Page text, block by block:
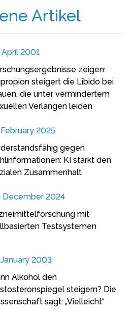
Artikel
April 2001
zeigen:
steigert die Libido bei
die unter vermindertem
Verlangen leiden
February 2025
gegen
KI stärkt den
Zusammenhalt
December 2024
mit
Testsystemen
January 2003
Alkohol den
steigern? Die
sagt: „Vielleicht“